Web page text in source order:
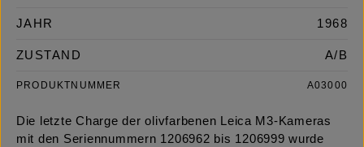
JAHR 1968
ZUSTAND A/B
PRODUKTNUMMER A03000
Die letzte Charge der olivfarbenen Leica M3-Kameras
mit den Seriennummern 1206962 bis 1206999 wurde